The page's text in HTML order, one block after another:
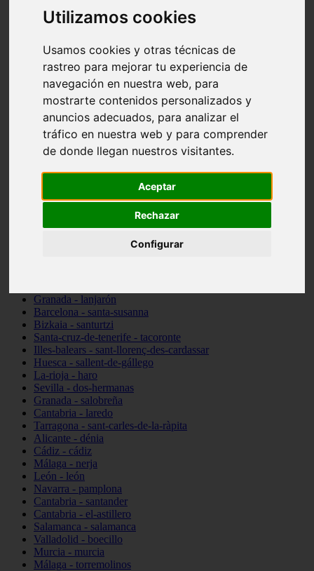
Utilizamos cookies
Usamos cookies y otras técnicas de
rastreo para mejorar tu experiencia de
navegación en nuestra web, para
mostrarte contenidos personalizados y
anuncios adecuados, para analizar el
tráfico en nuestra web y para comprender
de donde llegan nuestros visitantes.
Aceptar
Rechazar
Configurar
Cantabria - suances
Sevilla - bormujos
Málaga - júzcar
Huesca - alquézar
Huesca - castejón-de-sos
Lleida - alt-àneu
Córdoba - almedinilla
Navarra - zangoza
Cantabria - arenas-de-iguña
Barcelona - la-pobla-de-lillet
Murcia - cartagena
Madrid - nuevo-baztán
Granada - lanjarón
Barcelona - santa-susanna
Bizkaia - santurtzi
Santa-cruz-de-tenerife - tacoronte
Illes-balears - sant-llorenç-des-cardassar
Huesca - sallent-de-gállego
La-rioja - haro
Sevilla - dos-hermanas
Granada - salobreña
Cantabria - laredo
Tarragona - sant-carles-de-la-ràpita
Alicante - dénia
Cádiz - cádiz
Málaga - nerja
León - león
Navarra - pamplona
Cantabria - santander
Cantabria - el-astillero
Salamanca - salamanca
Valladolid - boecillo
Murcia - murcia
Málaga - torremolinos